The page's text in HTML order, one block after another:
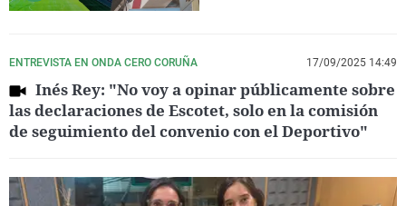
ENTREVISTA EN ONDA CERO CORUÑA 17/09/2025 14:49
Inés Rey: "No voy a opinar públicamente sobre
las declaraciones de Escotet, solo en la comisión
de seguimiento del convenio con el Deportivo"